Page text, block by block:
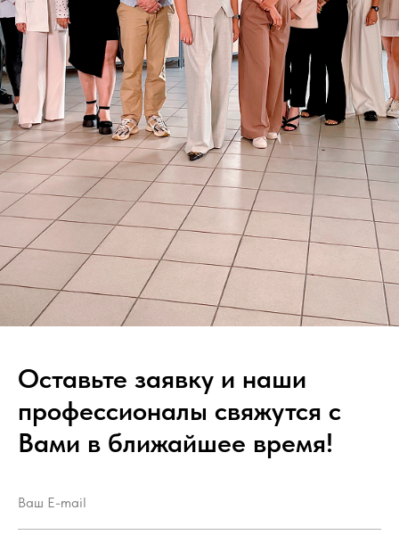
Оставьте заявку и наши
профессионалы свяжутся с
Вами в ближайшее время!